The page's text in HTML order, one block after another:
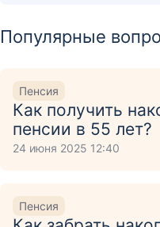
Популярные
Пенсия
Как получить
пенсии в 55 лет?
24 июня 2025 12:40
Пенсия